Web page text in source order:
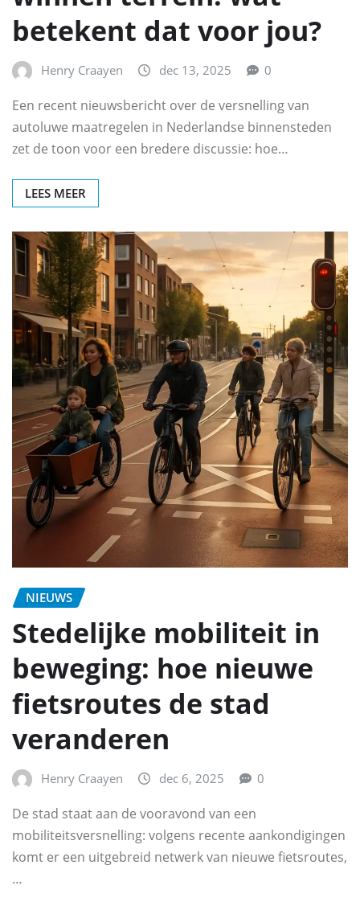
betekent dat voor jou?
Henry Craayen dec 13, 2025 0
Een recent nieuwsbericht over de versnelling van
autoluwe maatregelen in Nederlandse binnensteden
zet de toon voor een bredere discussie: hoe…
LEES MEER
NIEUWS
Stedelijke mobiliteit in
beweging: hoe nieuwe
fietsroutes de stad
veranderen
Henry Craayen dec 6, 2025 0
De stad staat aan de vooravond van een
mobiliteitsversnelling: volgens recente aankondigingen
komt er een uitgebreid netwerk van nieuwe fietsroutes,
…